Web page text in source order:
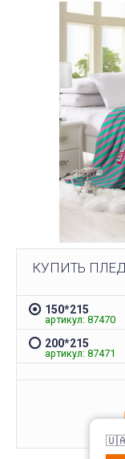
КУПИТЬ
150*215
артикул: 87470
200*215
артикул: 87471
🇺🇦